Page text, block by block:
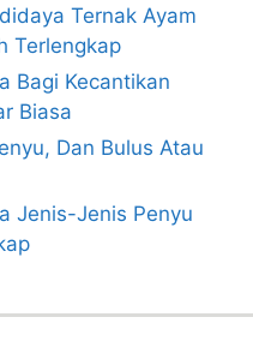
Ternak Ayam
Terlengkap
Bagi Kecantikan
Biasa
Dan Bulus Atau
Jenis-Jenis Penyu